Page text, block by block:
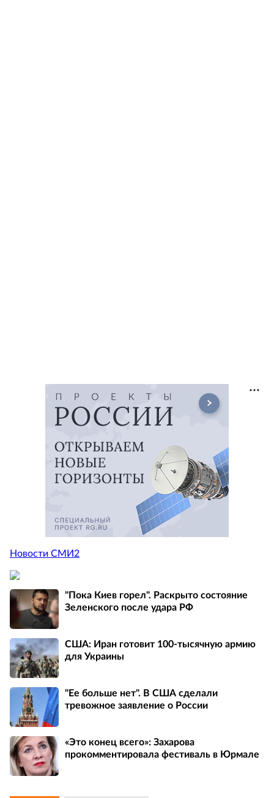
Новости СМИ2
"Пока Киев горел". Раскрыто состояние
Зеленского после удара РФ
США: Иран готовит 100-тысячную армию
для Украины
"Ее больше нет". В США сделали
тревожное заявление о России
«Это конец всего»: Захарова
прокомментировала фестиваль в Юрмале